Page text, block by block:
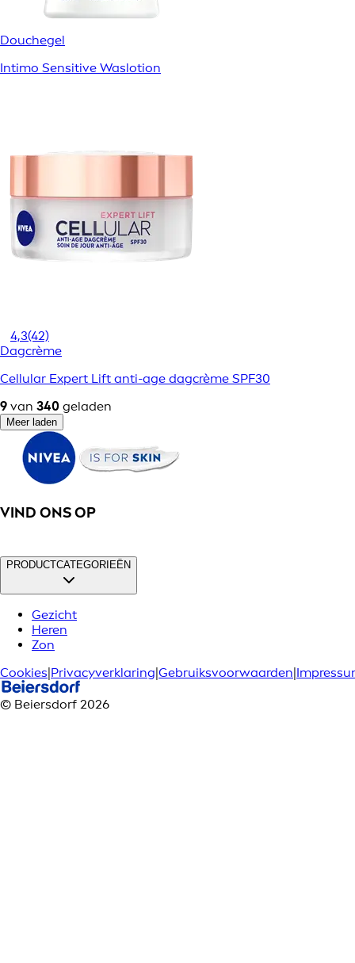
Douchegel
Intimo Sensitive Waslotion
4,3(42)
Dagcrème
Cellular Expert Lift anti-age dagcrème SPF30
9 van 340 geladen
Meer laden
VIND ONS OP
PRODUCTCATEGORIEËN
Gezicht
Heren
Zon
Cookies Privacyverklaring Gebruiksvoorwaarden
© Beiersdorf 2026